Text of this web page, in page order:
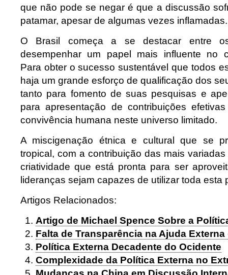
que não pode se negar é que a discussão
patamar, apesar de algumas vezes inflamadas.
O Brasil começa a se destacar entre
desempenhar um papel mais influente no
Para obter o sucesso sustentável que todos
haja um grande esforço de qualificação dos
tanto para fomento de suas pesquisas e
para apresentação de contribuições
convivência humana neste universo limitado.
A miscigenação étnica e cultural que se
tropical, com a contribuição das mais
criatividade que está pronta para ser
lideranças sejam capazes de utilizar toda esta
Artigos Relacionados:
Artigo de Michael Spence Sobre a
Falta de Transparência na Ajuda Externa
Política Externa Decadente do Ocidente
Complexidade da Política Externa no